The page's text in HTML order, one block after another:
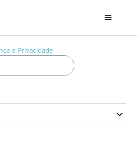
e Privacidade